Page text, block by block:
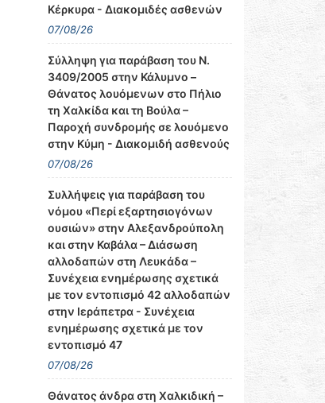
Κέρκυρα - Διακομιδές ασθενών
07/08/26
Σύλληψη για παράβαση του Ν.
3409/2005 στην Κάλυμνο –
Θάνατος λουόμενων στο Πήλιο
τη Χαλκίδα και τη Βούλα –
Παροχή συνδρομής σε λουόμενο
στην Κύμη - Διακομιδή ασθενούς
07/08/26
Συλλήψεις για παράβαση του
νόμου «Περί εξαρτησιογόνων
ουσιών» στην Αλεξανδρούπολη
και στην Καβάλα – Διάσωση
αλλοδαπών στη Λευκάδα –
Συνέχεια ενημέρωσης σχετικά
με τον εντοπισμό 42 αλλοδαπών
στην Ιεράπετρα - Συνέχεια
ενημέρωσης σχετικά με τον
εντοπισμό 47
07/08/26
Θάνατος άνδρα στη Χαλκιδική –